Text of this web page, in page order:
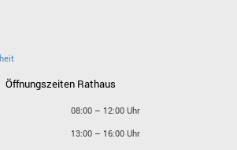
Öffnungszeiten Rathaus
08:00 – 12:00 Uhr
13:00 – 16:00 Uhr